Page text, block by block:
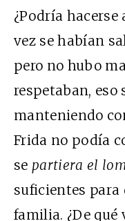
¿Podría
vez se habían
pero no hubo
respetaban, eso
manteniendo
Frida no podía
se partiera el
suficientes para
familia. ¿De qué